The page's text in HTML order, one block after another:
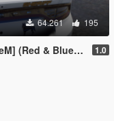
64.261 195
Blue - Blue & Blue) 1.0